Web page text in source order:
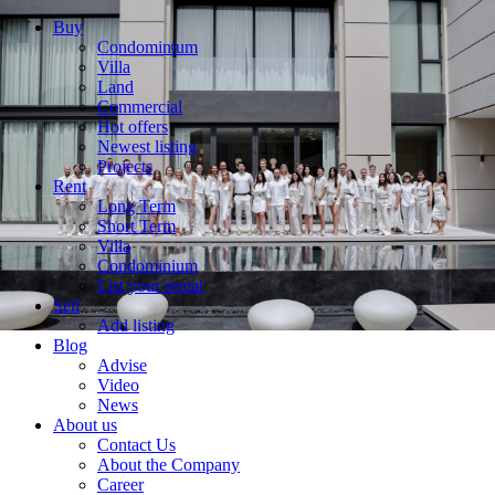
Buy
Condominium
Villa
Land
Commercial
Hot offers
Newest listing
Projects
Rent
Long Term
Short Term
Villa
Condominium
List your rental
Sell
Add listing
Blog
Advise
Video
News
About us
Contact Us
About the Company
Career